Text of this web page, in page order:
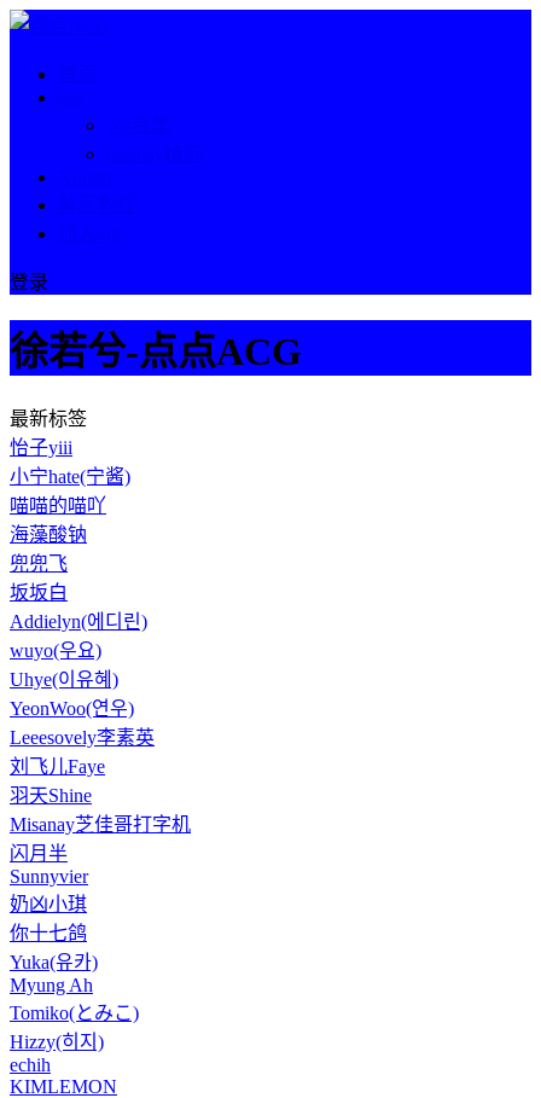
登录
徐若兮-点点ACG
最新标签
怡子yiii
小宁hate(宁酱)
喵喵的喵吖
海藻酸钠
兜兜飞
坂坂白
Addielyn(에디린)
wuyo(우요)
Uhye(이유혜)
YeonWoo(연우)
Leeesovely李素英
刘飞儿Faye
羽天Shine
Misanay芝佳哥打字机
闪月半
Sunnyvier
奶凶小琪
你十七鸽
Yuka(유카)
Myung Ah
Tomiko(とみこ)
Hizzy(히지)
echih
KIMLEMON